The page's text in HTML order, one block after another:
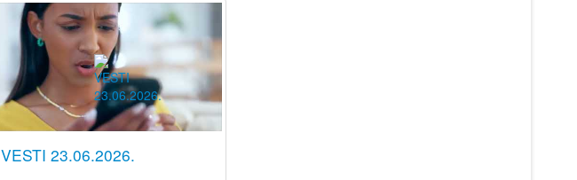
VESTI 23.06.2026.